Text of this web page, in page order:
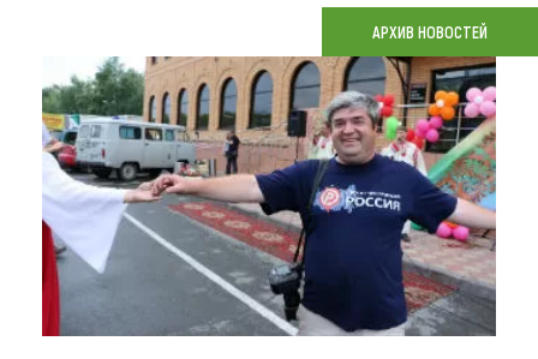
О регионе
Коллекция впечатлений
Другие рубрики
АРХИВ НОВОСТЕЙ